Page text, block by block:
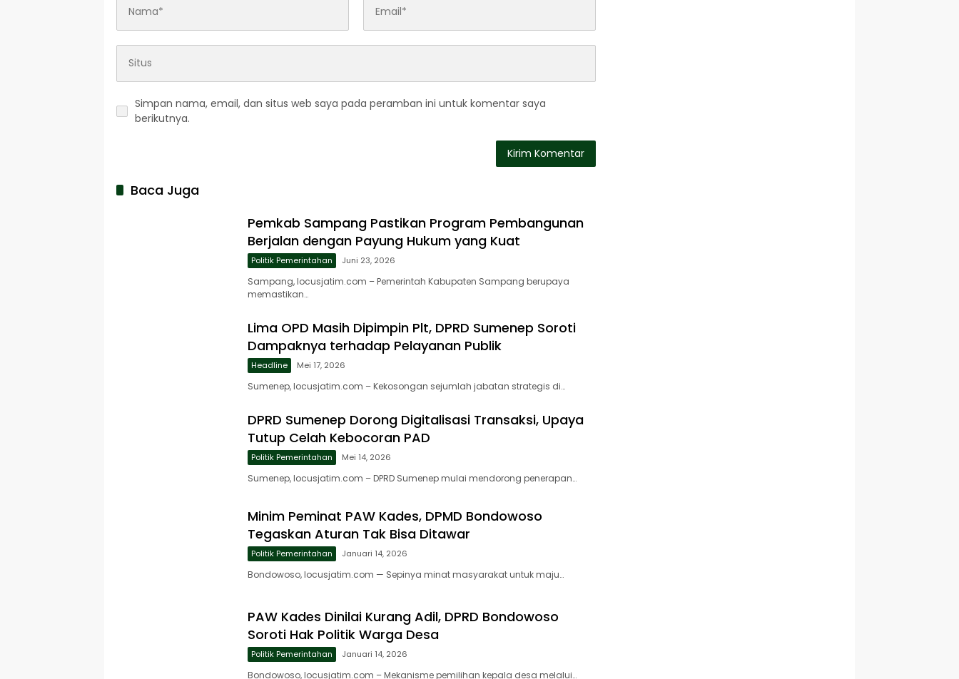
Simpan nama, email, dan situs web saya pada peramban ini untuk komentar saya
berikutnya.
Baca Juga
Pemkab Sampang Pastikan Program Pembangunan
Berjalan dengan Payung Hukum yang Kuat
Politik Pemerintahan Juni 23, 2026
Sampang, locusjatim.com – Pemerintah Kabupaten Sampang berupaya
memastikan…
Lima OPD Masih Dipimpin Plt, DPRD Sumenep Soroti
Dampaknya terhadap Pelayanan Publik
Headline Mei 17, 2026
Sumenep, locusjatim.com – Kekosongan sejumlah jabatan strategis di…
DPRD Sumenep Dorong Digitalisasi Transaksi, Upaya
Tutup Celah Kebocoran PAD
Politik Pemerintahan Mei 14, 2026
Sumenep, locusjatim.com – DPRD Sumenep mulai mendorong penerapan…
Minim Peminat PAW Kades, DPMD Bondowoso
Tegaskan Aturan Tak Bisa Ditawar
Politik Pemerintahan Januari 14, 2026
Bondowoso, locusjatim.com — Sepinya minat masyarakat untuk maju…
PAW Kades Dinilai Kurang Adil, DPRD Bondowoso
Soroti Hak Politik Warga Desa
Politik Pemerintahan Januari 14, 2026
Bondowoso, locusjatim.com – Mekanisme pemilihan kepala desa melalui…